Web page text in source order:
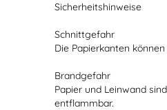
Sicherheitshinweise
Schnittgefahr
Die Papierkanten
Brandgefahr
Papier und Leinwand
entflammbar.